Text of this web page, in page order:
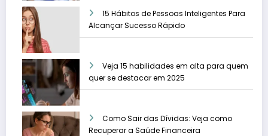
15 Hábitos de Pessoas Inteligentes Para
Alcançar Sucesso Rápido
Veja 15 habilidades em alta para quem
quer se destacar em 2025
Como Sair das Dívidas: Veja como
Recuperar a Saúde Financeira